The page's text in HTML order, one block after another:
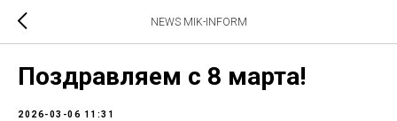
NEWS MIK-INFORM
Поздравляем с 8 марта!
2026-03-06 11:31